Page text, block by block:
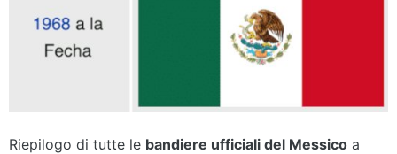
Riepilogo di tutte le bandiere ufficiali del Messico a